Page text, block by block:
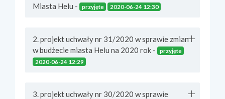
Miasta Helu -
przyjęte 2020-06-24 12:30
2. projekt uchwały nr 31/2020 w sprawie zmian
w budżecie miasta Helu na 2020 rok -
przyjęte
2020-06-24 12:29
3. projekt uchwały nr 30/2020 w sprawie